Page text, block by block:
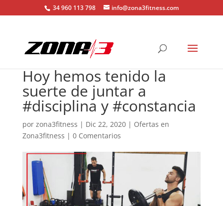
34 960 113 798 info@zona3fitness.com
Hoy hemos tenido la
suerte de juntar a
#disciplina y #constancia
por zona3fitness | Dic 22, 2020| Ofertas en
Zona3fitness | 0 Comentarios